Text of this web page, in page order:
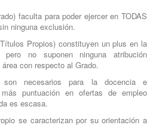
faculta para poder ejercer en TODAS
ninguna exclusión.
Propios) constituyen un plus en la
pero no suponen ninguna atribución
con respecto al Grado.
son necesarios para la docencia e
puntuación en ofertas de empleo
es escasa.
se caracterizan por su orientación a